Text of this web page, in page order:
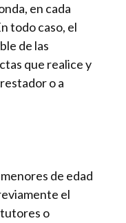
en cada
todo caso, el
de las
que realice y
o a
de edad
el
o